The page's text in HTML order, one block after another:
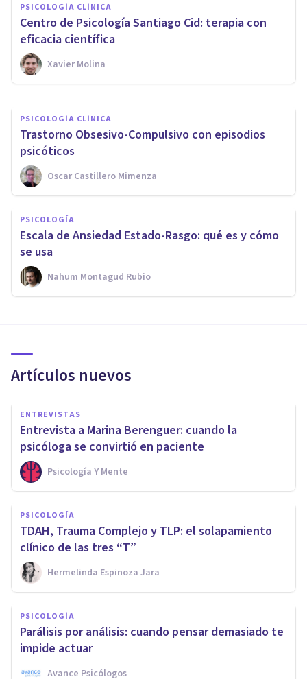
PSICOLOGÍA CLÍNICA
Centro de Psicología Santiago Cid: terapia con
eficacia científica
Xavier Molina
Las 11 mejores apps para
tratar la ansiedad
Jonathan García-Allen
PSICOLOGÍA CLÍNICA
Trastorno Obsesivo-Compulsivo con episodios
psicóticos
Oscar Castillero Mimenza
PSICOLOGÍA
Escala de Ansiedad Estado-Rasgo: qué es y cómo
se usa
Nahum Montagud Rubio
Artículos nuevos
ENTREVISTAS
Entrevista a Marina Berenguer: cuando la
psicóloga se convirtió en paciente
Psicología Y Mente
PSICOLOGÍA
TDAH, Trauma Complejo y TLP: el solapamiento
clínico de las tres “T”
Hermelinda Espinoza Jara
PSICOLOGÍA
Parálisis por análisis: cuando pensar demasiado te
impide actuar
Avance Psicólogos